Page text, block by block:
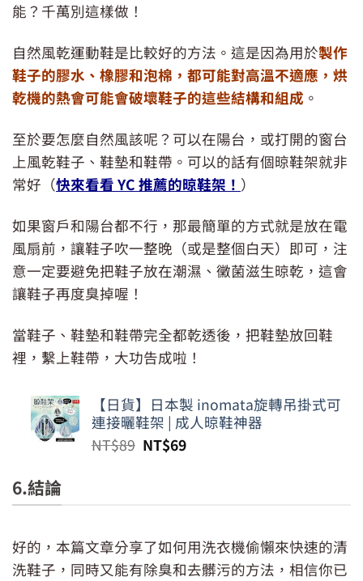
能？千萬別這樣做！
自然風乾運動鞋是比較好的方法。這是因為用於製作
鞋子的膠水、橡膠和泡棉，都可能對高溫不適應，烘
乾機的熱會可能會破壞鞋子的這些結構和組成 。
至於要怎麼自然風該呢？可以在陽台，或打開的窗台
上風乾鞋子、鞋墊和鞋帶。可以的話有個晾鞋架就非
常好（快來看看 YC 推薦的晾鞋架！ ）
如果窗戶和陽台都不行，那最簡單的方式就是放在電
風扇前，讓鞋子吹一整晚（或是整個白天）即可，注
意一定要避免把鞋子放在潮濕、黴菌滋生晾乾，這會
讓鞋子再度臭掉喔！
當鞋子、鞋墊和鞋帶完全都乾透後，把鞋墊放回鞋
裡，繫上鞋帶，大功告成啦！
【日貨】日本製 inomata旋轉吊掛式可
連接曬鞋架 | 成人晾鞋神器
NT$89 原
NT$69目
6.結論
好的，本篇文章分享了如何用洗衣機偷懶來快速的清
洗鞋子，同時又能有除臭和去髒污的方法，相信你已